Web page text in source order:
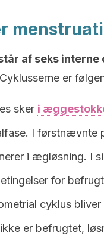
af seks interne
er
sker i
I førstnævnte
i ægløsning. I
for
cyklus
er befrugtet,